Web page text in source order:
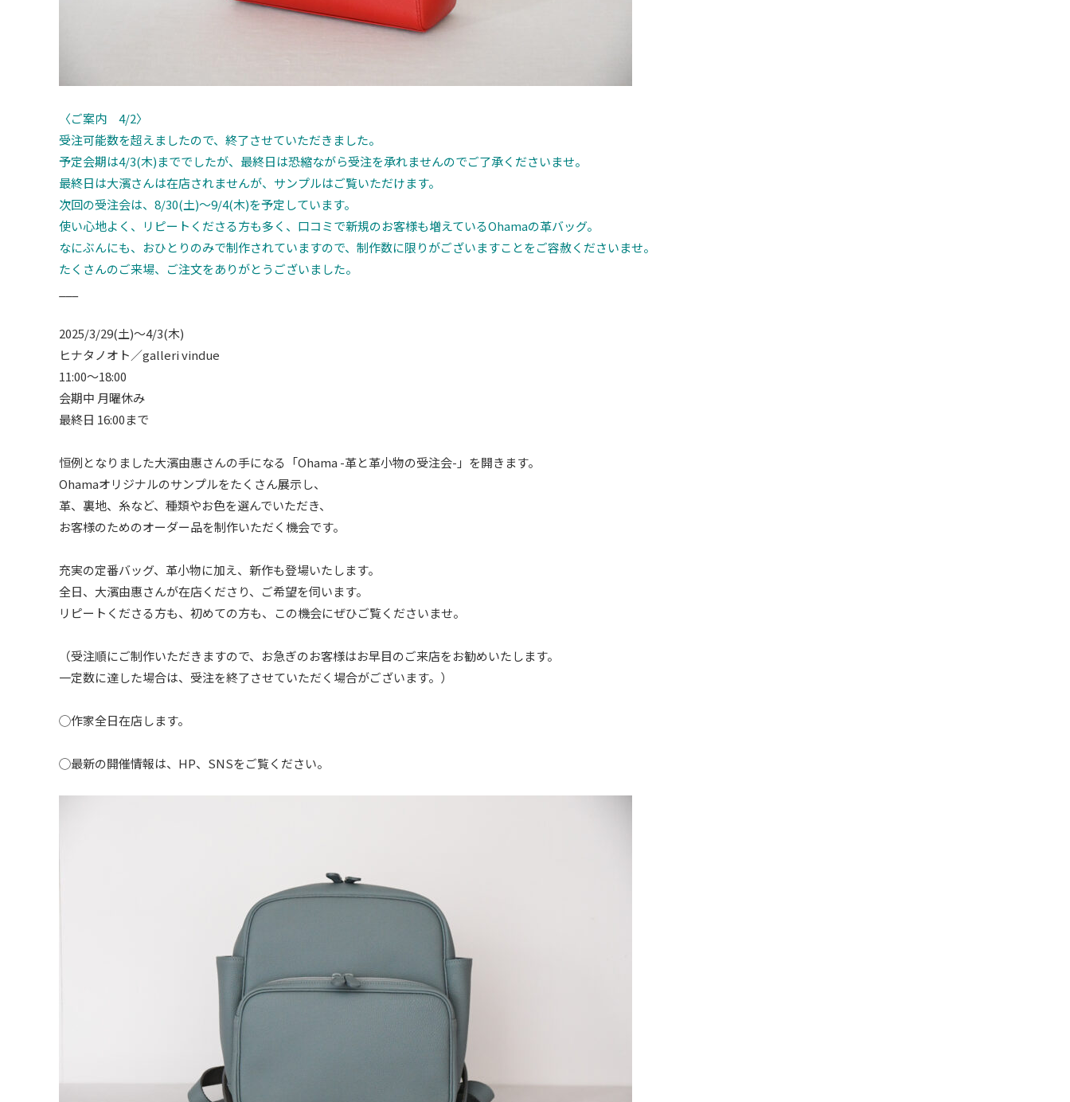
〈ご案内 4/2〉
受注可能数を超えましたので、終了させていただきました。
予定会期は4/3(木)まででしたが、最終日は恐縮ながら受注を承れませんのでご了承くださいませ。
最終日は大濱さんは在店されませんが、サンプルはご覧いただけます。
次回の受注会は、8/30(土)〜9/4(木)を予定しています。
使い心地よく、リピートくださる方も多く、口コミで新規のお客様も増えているOhamaの革バッグ。
なにぶんにも、おひとりのみで制作されていますので、制作数に限りがございますことをご容赦くださいませ。
たくさんのご来場、ご注文をありがとうございました。
2025/3/29(土)〜4/3(木)
ヒナタノオト／galleri vindue
11:00～18:00
会期中 月曜休み
最終日 16:00まで
恒例となりました大濱由惠さんの手になる「Ohama -革と革小物の受注会-」を開きます。
Ohamaオリジナルのサンプルをたくさん展示し、
革、裏地、糸など、種類やお色を選んでいただき、
お客様のためのオーダー品を制作いただく機会です。
充実の定番バッグ、革小物に加え、新作も登場いたします。
全日、大濱由惠さんが在店くださり、ご希望を伺います。
リピートくださる方も、初めての方も、この機会にぜひご覧くださいませ。
（受注順にご制作いただきますので、お急ぎのお客様はお早目のご来店をお勧めいたします。
一定数に達した場合は、受注を終了させていただく場合がございます。）
◯作家全日在店します。
◯最新の開催情報は、HP、SNSをご覧ください。